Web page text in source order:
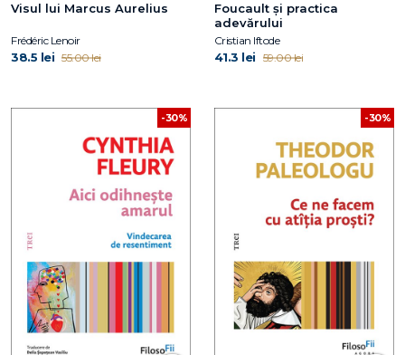
Visul lui Marcus Aurelius
Frédéric Lenoir
38.5 lei 55.00 lei
Foucault și practica
adevărului
Cristian Iftode
41.3 lei 59.00 lei
-30% -30%